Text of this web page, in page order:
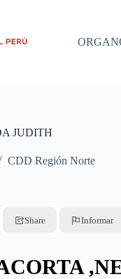
JUDITH
CDD Región Norte
Share Informar